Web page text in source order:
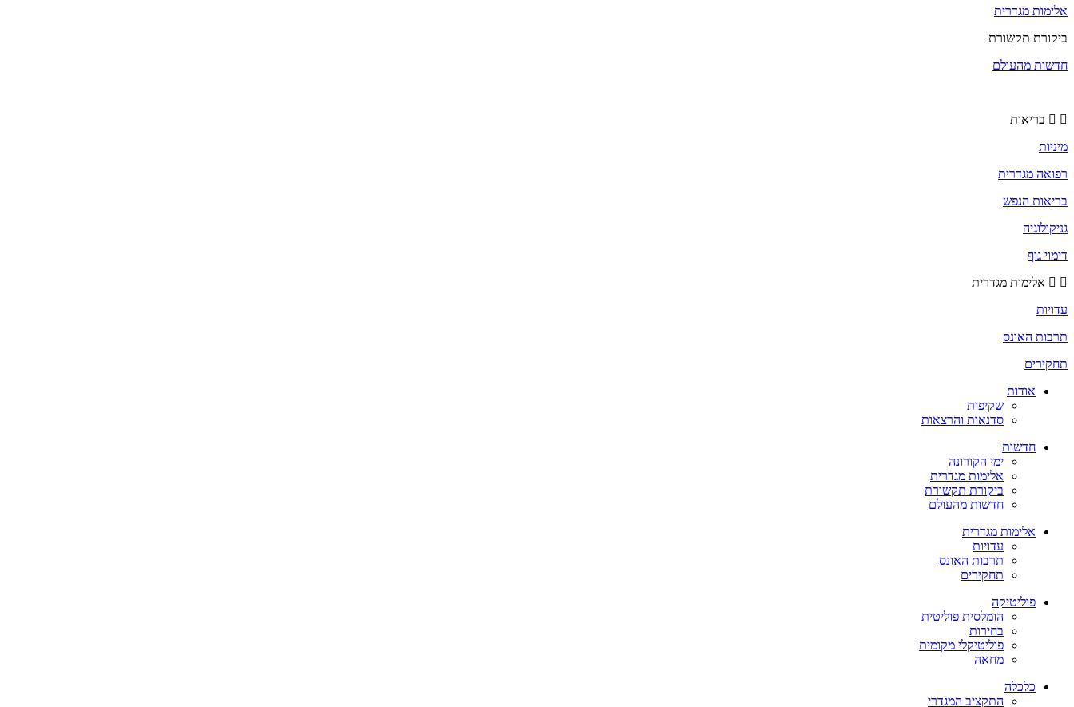
אלימות מגדרית
ביקורת תקשורת
חדשות מהעולם
בריאות
מיניות
רפואה מגדרית
בריאות הנפש
גניקולוגיה
דימוי גוף
אלימות מגדרית
עדויות
תרבות האונס
תחקירים
אודות
שקיפות
סדנאות והרצאות
חדשות
ימי הקורונה
אלימות מגדרית
ביקורת תקשורת
חדשות מהעולם
אלימות מגדרית
עדויות
תרבות האונס
תחקירים
פוליטיקה
הומלסית פוליטית
בחירות
פוליטיקלי מקומית
מחאה
כלכלה
התקציב המגדרי